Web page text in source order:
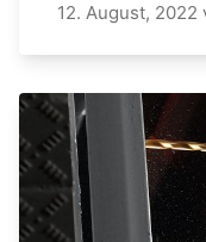
12. August, 2022